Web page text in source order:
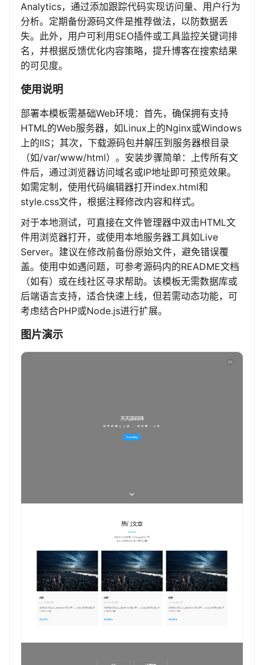
Analytics，通过添加跟踪代码实现访问量、用户行为
分析。定期备份源码文件是推荐做法，以防数据丢
失。此外，用户可利用SEO插件或工具监控关键词排
名，并根据反馈优化内容策略，提升博客在搜索结果
的可见度。
使用说明
部署本模板需基础Web环境：首先，确保拥有支持
HTML的Web服务器，如Linux上的Nginx或Windows
上的IIS；其次，下载源码包并解压到服务器根目录
（如/var/www/html）。安装步骤简单：上传所有文
件后，通过浏览器访问域名或IP地址即可预览效果。
如需定制，使用代码编辑器打开index.html和
style.css文件，根据注释修改内容和样式。
对于本地测试，可直接在文件管理器中双击HTML文
件用浏览器打开，或使用本地服务器工具如Live
Server。建议在修改前备份原始文件，避免错误覆
盖。使用中如遇问题，可参考源码内的README文档
（如有）或在线社区寻求帮助。该模板无需数据库或
后端语言支持，适合快速上线，但若需动态功能，可
考虑结合PHP或Node.js进行扩展。
图片演示